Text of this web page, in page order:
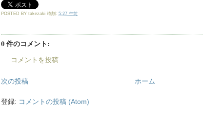
POSTED BY takezaki 時刻: 5:27 午前
0 件のコメント:
コメントを投稿
次の投稿 ホーム
登録: コメントの投稿 (Atom)